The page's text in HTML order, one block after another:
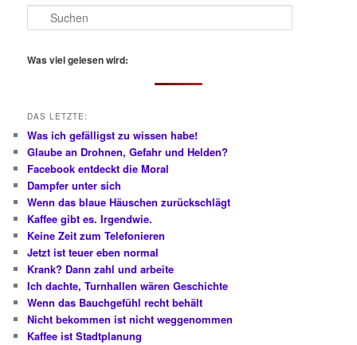
u
h
Was viel gelesen wird:
DAS LETZTE:
Was ich gefälligst zu wissen habe!
Glaube an Drohnen, Gefahr und Helden?
Facebook entdeckt die Moral
Dampfer unter sich
Wenn das blaue Häuschen zurückschlägt
Kaffee gibt es. Irgendwie.
Keine Zeit zum Telefonieren
Jetzt ist teuer eben normal
Krank? Dann zahl und arbeite
Ich dachte, Turnhallen wären Geschichte
Wenn das Bauchgefühl recht behält
Nicht bekommen ist nicht weggenommen
Kaffee ist Stadtplanung